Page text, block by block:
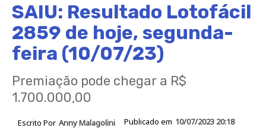
SAIU: Resultado Lotofácil
2859 de hoje, segunda-
feira (10/07/23)
Premiação pode chegar a R$
1.700.000,00
Escrito Por Anny Malagolini Publicado em 10/07/2023 20:18